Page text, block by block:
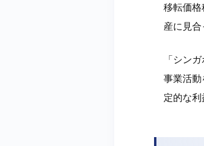
移転価
産に見合
「シン
事業活
定的な利